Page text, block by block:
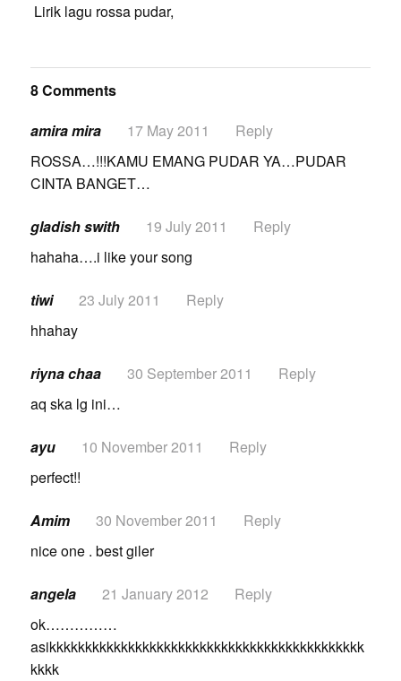
Lirik lagu rossa pudar,
8 Comments
amira mira
17 May 2011
Reply
ROSSA…!!!KAMU EMANG PUDAR YA…PUDAR
CINTA BANGET…
gladish swith 19 July 2011
Reply
hahaha….i like your song
tiwi 23 July 2011
Reply
hhahay
riyna chaa 30 September 2011
Reply
aq ska lg ini…
ayu 10 November 2011
Reply
perfect!!
Amim 30 November 2011
Reply
nice one . best giler
angela 21 January 2012
Reply
ok……………
asikkkkkkkkkkkkkkkkkkkkkkkkkkkkkkkkkkkkkkkkkkkk
kkkk